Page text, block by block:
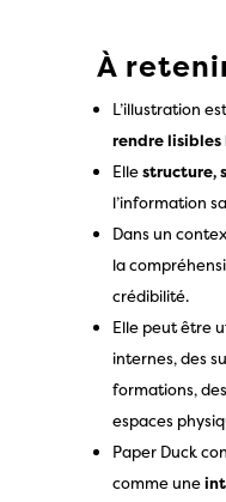
À
L’illustration
rendre lisibles
Ellestructure,
l’information
Dans un
la
crédibilité.
Elle peut être
internes, des
formations,
espaces
Paper Duck
comme une